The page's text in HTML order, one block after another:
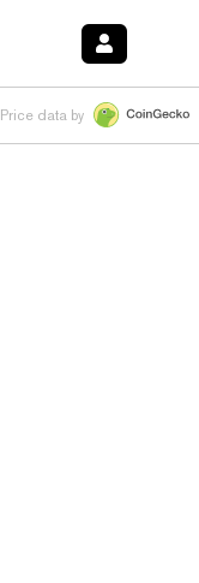
0.20% HYPE $55.43
Price data by